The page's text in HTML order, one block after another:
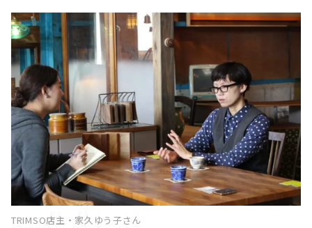
私の母親が「家具って安いよね、車に比べたら」
っていうんですよ。
まとめ
TRIMSO店主・家久ゆう子さん